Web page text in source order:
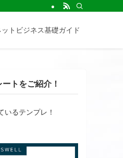
ットビジネス基礎ガイド
トをご紹介！
いるテンプレ！